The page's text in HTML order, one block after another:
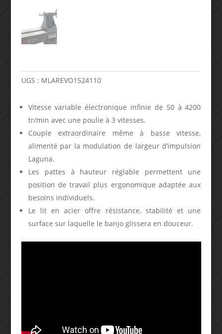
UGS : MLAREVO1524110
Vitesse variable électronique infinie de 50 à 4200
tr/min avec une poulie à 3 vitesses.
Couple extraordinaire même à basse vitesse,
alimenté par la modulation de largeur d’impulsion
Laguna.
Les pattes à hauteur réglable permettent une
position de travail plus ergonomique adaptée aux
besoins individuels.
Le lit en acier offre résistance, stabilité et une
surface sur laquelle le banjo glissera en douceur.